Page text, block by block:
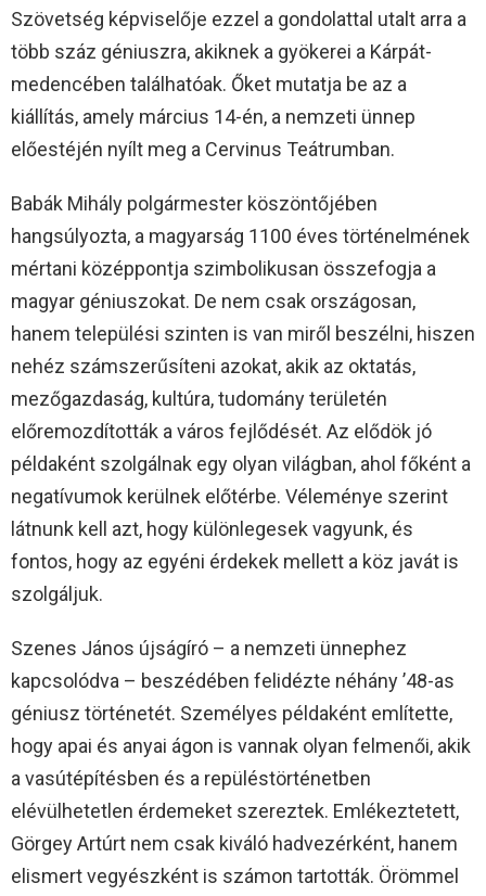
Szövetség képviselője ezzel a gondolattal utalt arra a
több száz géniuszra, akiknek a gyökerei a Kárpát-
medencében találhatóak. Őket mutatja be az a
kiállítás, amely március 14-én, a nemzeti ünnep
előestéjén nyílt meg a Cervinus Teátrumban.
Babák Mihály polgármester köszöntőjében
hangsúlyozta, a magyarság 1100 éves történelmének
mértani középpontja szimbolikusan összefogja a
magyar géniuszokat. De nem csak országosan,
hanem települési szinten is van miről beszélni, hiszen
nehéz számszerűsíteni azokat, akik az oktatás,
mezőgazdaság, kultúra, tudomány területén
előremozdították a város fejlődését. Az elődök jó
példaként szolgálnak egy olyan világban, ahol főként a
negatívumok kerülnek előtérbe. Véleménye szerint
látnunk kell azt, hogy különlegesek vagyunk, és
fontos, hogy az egyéni érdekek mellett a köz javát is
szolgáljuk.
Szenes János újságíró – a nemzeti ünnephez
kapcsolódva – beszédében felidézte néhány ’48-as
géniusz történetét. Személyes példaként említette,
hogy apai és anyai ágon is vannak olyan felmenői, akik
a vasútépítésben és a repüléstörténetben
elévülhetetlen érdemeket szereztek. Emlékeztetett,
Görgey Artúrt nem csak kiváló hadvezérként, hanem
elismert vegyészként is számon tartották. Örömmel